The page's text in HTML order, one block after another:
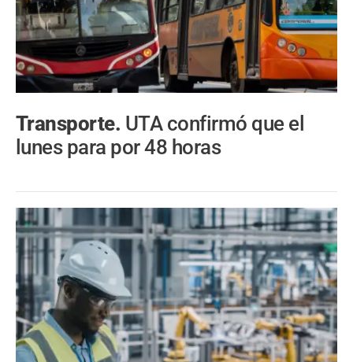
Transporte. UTA confirmó que el
lunes para por 48 horas